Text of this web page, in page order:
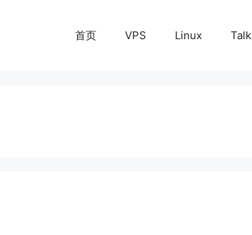
首页 VPS Linux Talk